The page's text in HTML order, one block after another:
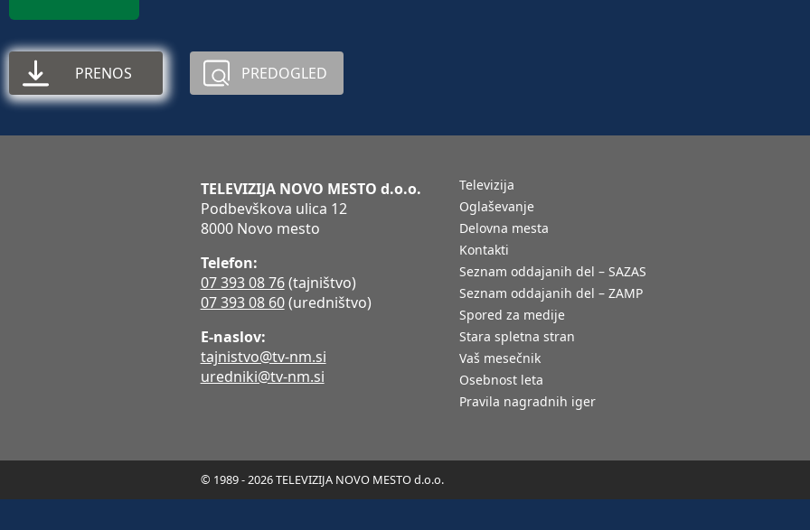
PRENOS PREDOGLED
TELEVIZIJA NOVO MESTO d.o.o.
Podbevškova ulica 12
8000 Novo mesto
Telefon:
07 393 08 76(tajništvo)
07 393 08 60(uredništvo)
E-naslov:
tajnistvo@tv-nm.si
uredniki@tv-nm.si
Televizija
Oglaševanje
Delovna mesta
Kontakti
Seznam oddajanih del – SAZAS
Seznam oddajanih del – ZAMP
Spored za medije
Stara spletna stran
Vaš mesečnik
Osebnost leta
Pravila nagradnih iger
© 1989 - 2026 TELEVIZIJA NOVO MESTO d.o.o.